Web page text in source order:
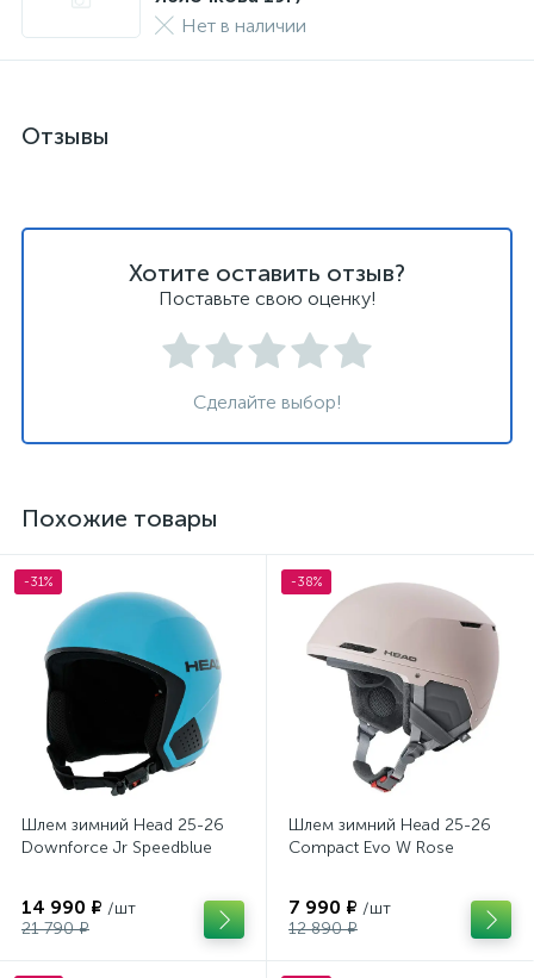
Нет в наличии
Отзывы
Хотите оставить отзыв?
Поставьте свою оценку!
Сделайте выбор!
Похожие товары
-31%
Шлем зимний Head 25-26
Downforce Jr Speedblue
14 990 ₽ /шт
21 790 ₽
-38%
Шлем зимний Head 25-26
Compact Evo W Rose
7 990 ₽ /шт
12 890 ₽